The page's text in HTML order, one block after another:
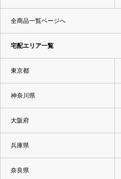
全商品一覧ページへ
宅配エリア一覧
東京都
神奈川県
大阪府
兵庫県
奈良県